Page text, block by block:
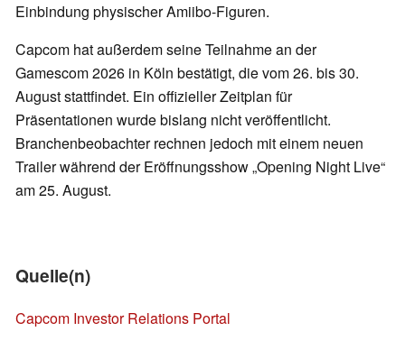
Einbindung physischer Amiibo-Figuren.
Capcom hat außerdem seine Teilnahme an der
Gamescom 2026 in Köln bestätigt, die vom 26. bis 30.
August stattfindet. Ein offizieller Zeitplan für
Präsentationen wurde bislang nicht veröffentlicht.
Branchenbeobachter rechnen jedoch mit einem neuen
Trailer während der Eröffnungsshow „Opening Night Live“
am 25. August.
Quelle(n)
Capcom Investor Relations Portal